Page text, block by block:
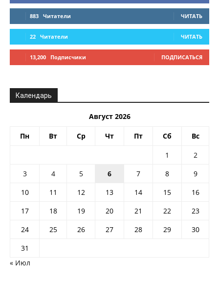
883 Читатели ЧИТАТЬ
22 Читатели ЧИТАТЬ
13,200 Подписчики ПОДПИСАТЬСЯ
Календарь
Август 2026
Пн Вт Ср Чт Пт Сб Вс
1
2
3
4 5 6 7 8
9
10
11 12 13 14 15
16
17
18 19 20 21 22
23
24
25 26 27 28 29
30
31
« Июл